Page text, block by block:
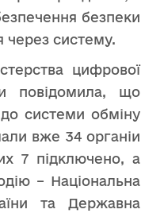
безпеки
систему.
цифрової
повідомила, що
системи обміну
вже 34 органіи
7 підключено, а
– Національна
та Державна